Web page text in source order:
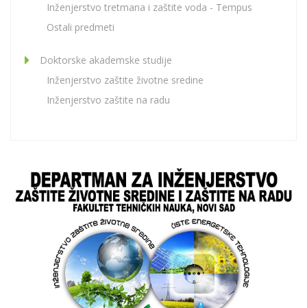
Inženjerstvo tretmana i zaštite voda - Tempus
Ostali predmeti
Doktorske akademske studije
Inženjerstvo zaštite životne sredine
Inženjerstvo zaštite na radu